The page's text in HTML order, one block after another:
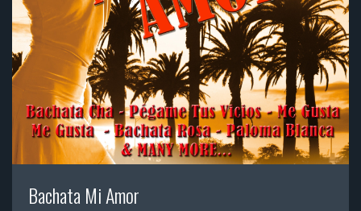
Bachata Mi Amor